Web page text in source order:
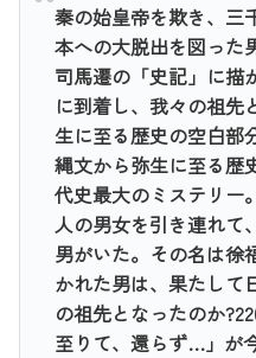
秦の始皇帝を欺き、三
本への大脱出を図った
司馬遷の「史記」に描
に到着し、我々の祖先
生に至る歴史の空白部
縄文から弥生に至る歴
代史最大のミステリー
人の男女を引き連れて
男がいた。その名は徐
かれた男は、果たして
の祖先となったのか
至りて、還らず…」が